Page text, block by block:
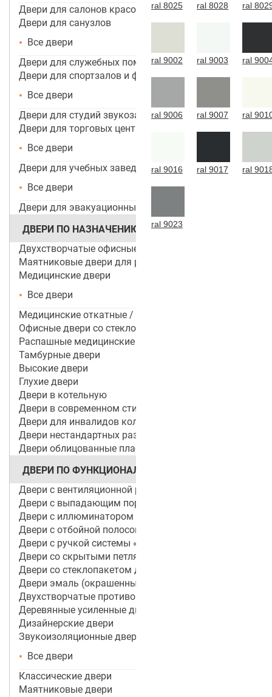
Двери для салонов красоты
Двери для санузлов
Все двери
Двери для служебных помещений
Двери для спортзалов и фитнес-центров
Все двери
Двери для студий звукозаписи
Двери для торговых центров, помещений
Все двери
Двери для учебных заведений и ДОУ
Все двери
Двери для эвакуационных выходов
ДВЕРИ ПО НАЗНАЧЕНИЮ
Двухстворчатые офисные двери
Маятниковые двери для ресторанов и кафе
Медицинские двери
Все двери
Медицинские откатные / раздвижные двери
Офисные двери со стеклом
Распашные медицинские двери
Тамбурные двери
Высокие двери
Глухие двери
Двери в котельную
Двери в современном стиле
Двери для инвалидов колясочников
Двери нестандартных размеров
Двери облицованные пластиком
ДВЕРИ ПО ФУНКЦИОНАЛУ
Двери с вентиляционной решеткой
Двери с выпадающим порогом / беспороговые
Двери с иллюминатором
Двери с отбойной полосой (пластиной)
Двери с ручкой системы «Антипаника»
Двери со скрытыми петлями
Двери со стеклопакетом для объектов
Двери эмаль (окрашенные по RAL)
Двухстворчатые противопожарные двери
Деревянные усиленные двери
Дизайнерские двери
Звукоизоляционные двери
Все двери
Классические двери
Маятниковые двери
ral 8025 ral 8028 ral
ral 9002 ral 9003 ral
ral 9006 ral 9007 ral
ral 9016 ral 9017 ral
ral 9023